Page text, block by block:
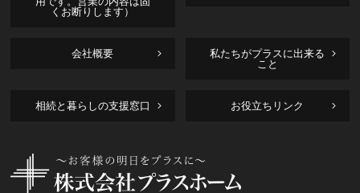
くお断りします）
会社概要
私たちがプラスに出来る
こと
相続と暮らしの支援窓口 お役立ちリンク